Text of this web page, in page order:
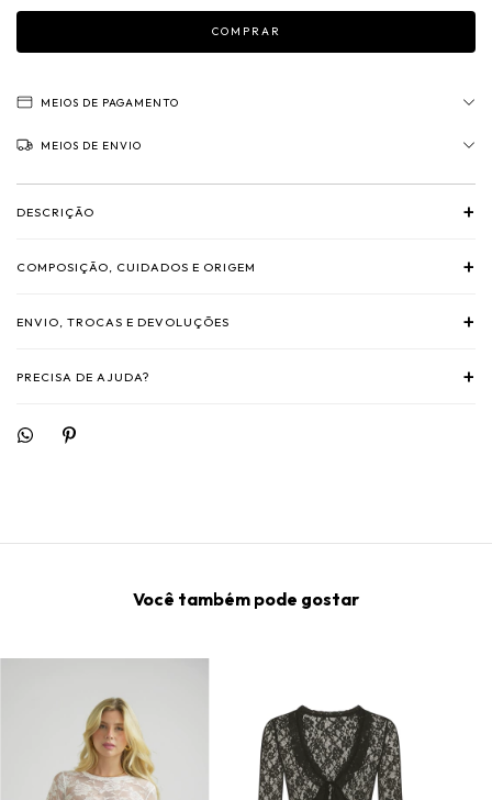
MEIOS DE PAGAMENTO
MEIOS DE ENVIO
DESCRIÇÃO +
COMPOSIÇÃO, CUIDADOS E ORIGEM +
ENVIO, TROCAS E DEVOLUÇÕES +
PRECISA DE AJUDA? +
Você também pode gostar